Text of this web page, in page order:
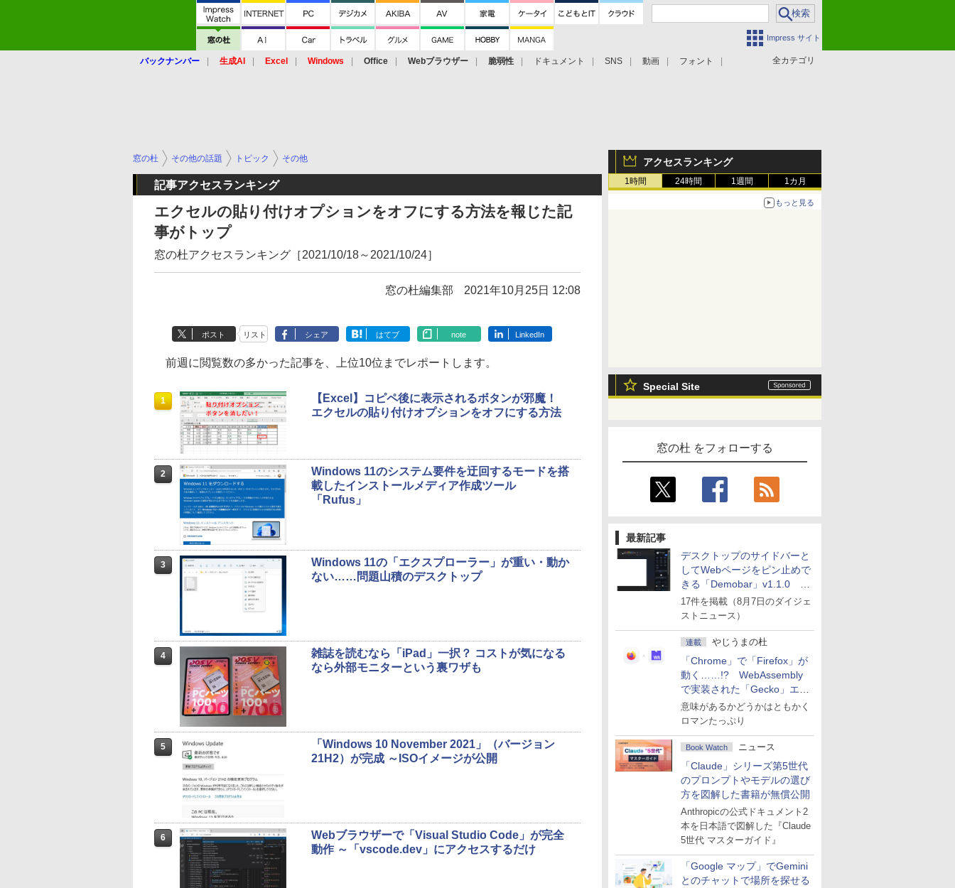
Impress サイト
全カテゴリ
バックナンバー 生成AI Excel Windows Office Webブラウザー 脆弱性 ドキュメント SNS 動画 フォント
アクセスランキング
1時間 24時間 1週間 1カ月
もっと見る
Special Site
窓の杜 をフォローする
最新記事
デスクトップのサイドバーと
してWebページをピン止めで
きる「Demobar」v1.1.0 ほ
か
17件を掲載（8月7日のダイジェ
ストニュース）
連載 やじうまの杜
「Chrome」で「Firefox」が
動く……!? WebAssembly
で実装された「Gecko」エン
ジン
意味があるかどうかはともかく
ロマンたっぷり
Book Watch ニュース
「Claude」シリーズ第5世代
のプロンプトやモデルの選び
方を図解した書籍が無償公開
Anthropicの公式ドキュメント2
本を日本語で図解した『Claude
5世代 マスターガイド』
「Google マップ」でGemini
とのチャットで場所を探せる
窓の杜 その他の話題 トピック その他
記事アクセスランキング
エクセルの貼り付けオプションをオフにする方法を報じた記
事がトップ
窓の杜アクセスランキング［2021/10/18～2021/10/24］
窓の杜編集部 2021年10月25日 12:08
ポスト リスト シェア はてブ note LinkedIn
前週に閲覧数の多かった記事を、上位10位までレポートします。
1
【Excel】コピペ後に表示されるボタンが邪魔！
エクセルの貼り付けオプションをオフにする方法
2
Windows 11のシステム要件を迂回するモードを搭
載したインストールメディア作成ツール
「Rufus」
3
Windows 11の「エクスプローラー」が重い・動か
ない……問題山積のデスクトップ
4
雑誌を読むなら「iPad」一択？ コストが気になる
なら外部モニターという裏ワザも
5
「Windows 10 November 2021」（バージョン
21H2）が完成 ～ISOイメージが公開
6
Webブラウザーで「Visual Studio Code」が完全
動作 ～「vscode.dev」にアクセスするだけ